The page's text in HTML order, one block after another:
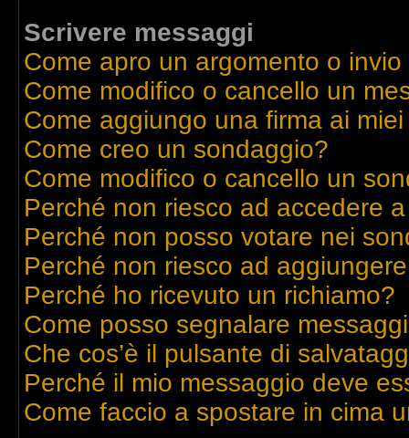
Scrivere messaggi
Come apro un argomento o
Come modifico o cancello un
Come aggiungo una firma ai
Come creo un sondaggio?
Come modifico o cancello un
Perché non riesco ad accedere
Perché non posso votare nei
Perché non riesco ad
Perché ho ricevuto un richiamo?
Come posso segnalare
Che cos’è il pulsante di
Perché il mio messaggio deve
Come faccio a spostare in cima